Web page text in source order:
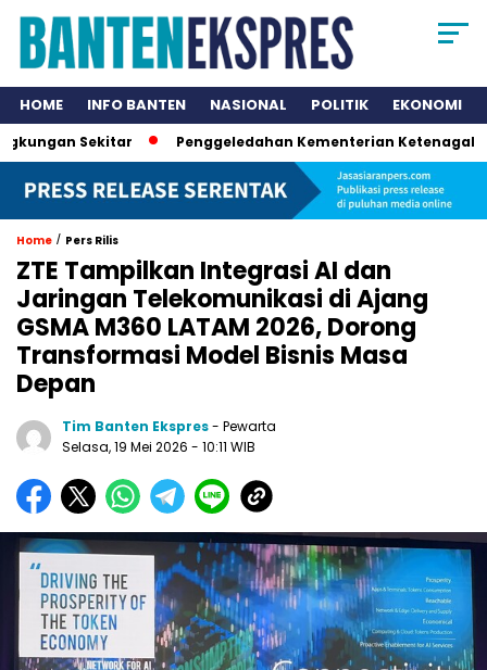
HOME INFO BANTEN NASIONAL POLITIK EKONOMI
Sekitar Penggeledahan Kementerian Ketenagakerjaan
Home / Pers Rilis
ZTE Tampilkan Integrasi AI dan
Jaringan Telekomunikasi di Ajang
GSMA M360 LATAM 2026, Dorong
Transformasi Model Bisnis Masa
Depan
Tim Banten Ekspres- Pewarta
Selasa, 19 Mei 2026 - 10:11 WIB